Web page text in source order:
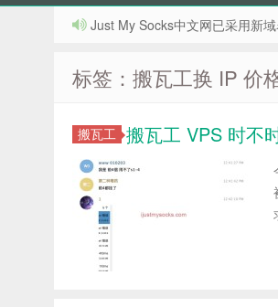
Just My Socks中文网已采用新域
标签：搬瓦工换 IP 价
搬瓦工 搬瓦工 VPS 时不